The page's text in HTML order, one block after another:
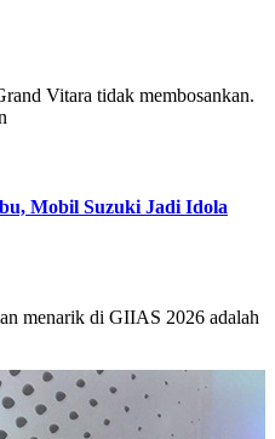
Vitara tidak membosankan.
Mobil Suzuki Jadi Idola
menarik di GIIAS 2026 adalah